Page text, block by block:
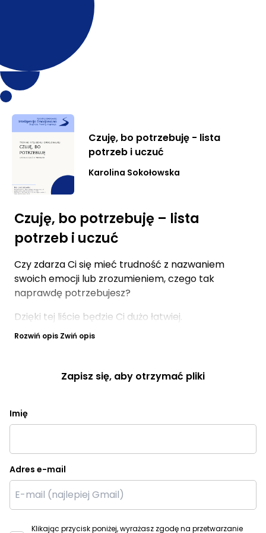
Czuję, bo potrzebuję - lista
potrzeb i uczuć
Karolina Sokołowska
Czuję, bo potrzebuję – lista
potrzeb i uczuć
Czy zdarza Ci się mieć trudność z nazwaniem
swoich emocji lub zrozumieniem, czego tak
naprawdę potrzebujesz?
Dzięki tej liście będzie Ci dużo łatwiej.
Rozwiń opis Zwiń opis
Zapisz się, aby otrzymać pliki
Imię
Adres e-mail
Klikając przycisk poniżej, wyrażasz zgodę na przetwarzanie